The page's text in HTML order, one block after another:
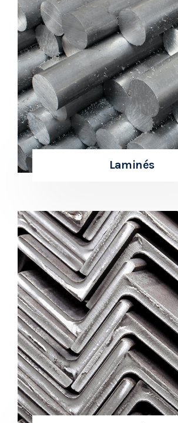
Laminés